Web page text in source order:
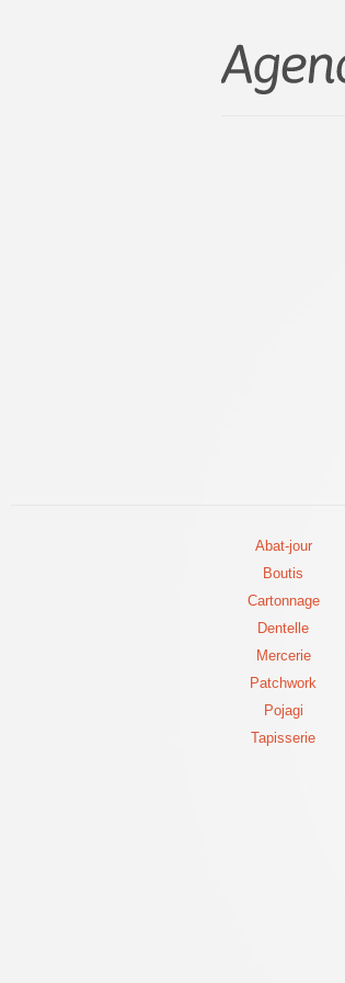
Abat-jour
Boutis
Cartonnage
Dentelle
Mercerie
Patchwork
Pojagi
Tapisserie